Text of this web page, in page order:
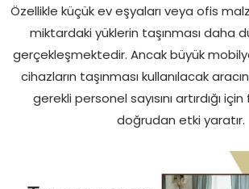
Özellikle küçük ev eşyaları veya ofis
miktardaki yüklerin taşınması daha
gerçekleşmektedir. Ancak büyük
cihazların taşınması kullanılacak
gerekli personel sayısını artırdığı
doğrudan etki yaratır.